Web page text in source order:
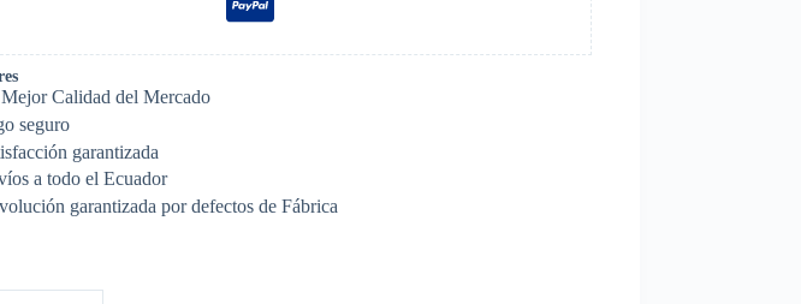
Calidad del Mercado
seguro
garantizada
a todo el Ecuador
garantizada por defectos de Fábrica